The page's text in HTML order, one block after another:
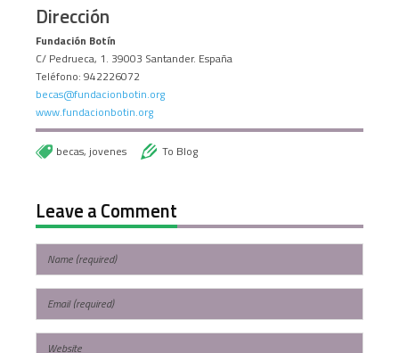
Dirección
Fundación Botín
C/ Pedrueca, 1. 39003 Santander. España
Teléfono: 942226072
becas@fundacionbotin.org
www.fundacionbotin.org
becas, jovenes To Blog
Leave a Comment